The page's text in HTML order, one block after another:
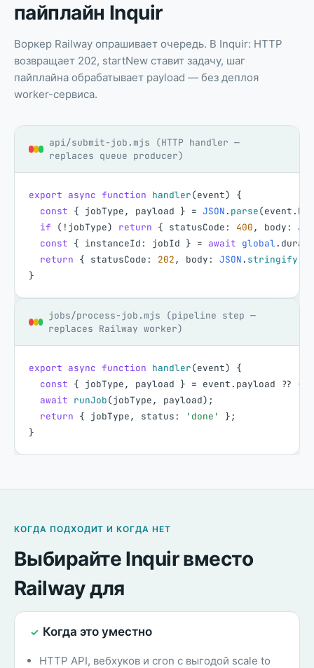
пайплайн Inquir
Воркер Railway опрашивает очередь. В Inquir: HTTP
возвращает 202, startNew ставит задачу, шаг
пайплайна обрабатывает payload — без деплоя
worker-сервиса.
api/submit-job.mjs (HTTP handler —
replaces queue producer)
export async function handler(event)
{
const { jobType, payload } = JSON. parse(event.
if
( ! jobType) return { statusCode: 400, body:
const { instanceId: jobId } = await global.
return { statusCode: 202, body: JSON. stringify
}
jobs/process-job.mjs (pipeline step —
replaces Railway worker)
export async function handler(event)
{
const { jobType, payload } = event. payload ?? {
await runJob(jobType, payload) ;
return { jobType, status: 'done' };
}
КОГДА ПОДХОДИТ И КОГДА НЕТ
Выбирайте Inquir вместо
Railway для
✓ Когда это уместно
HTTP API, вебхуков и cron с выгодой scale to